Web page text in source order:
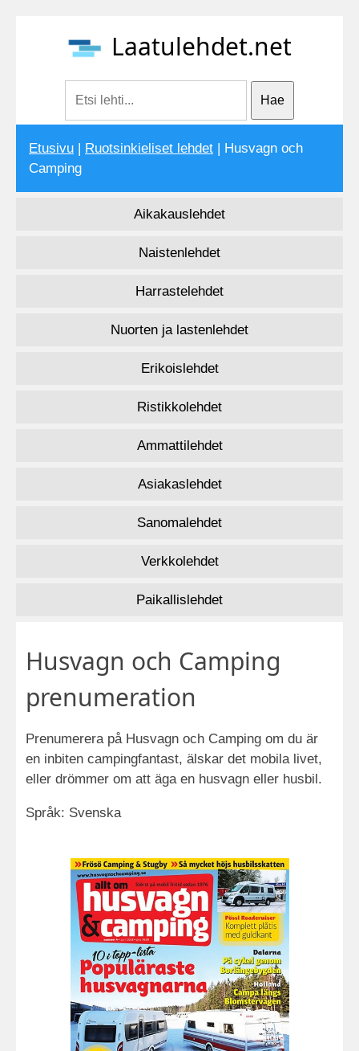
Laatulehdet.net
Etusivu Ruotsinkieliset lehdet | Husvagn och
Camping
Aikakauslehdet
Naistenlehdet
Harrastelehdet
Nuorten ja lastenlehdet
Erikoislehdet
Ristikkolehdet
Ammattilehdet
Asiakaslehdet
Sanomalehdet
Verkkolehdet
Paikallislehdet
Husvagn och Camping
prenumeration
Prenumerera på Husvagn och Camping om du är
en inbiten campingfantast, älskar det mobila livet,
eller drömmer om att äga en husvagn eller husbil.
Språk: Svenska